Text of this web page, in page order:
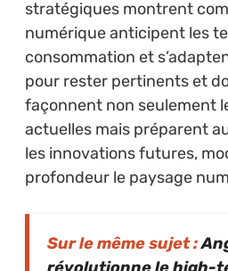
stratégiques montrent
numérique anticipent les
consommation et
pour rester pertinents et
façonnent non seulement
actuelles mais préparent
les innovations futures,
profondeur le paysage
Sur le même sujet :